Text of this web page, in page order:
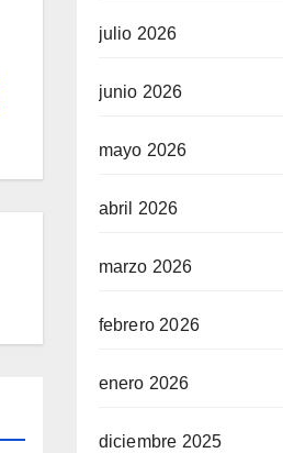
julio 2026
junio 2026
mayo 2026
abril 2026
marzo 2026
febrero 2026
enero 2026
diciembre 2025